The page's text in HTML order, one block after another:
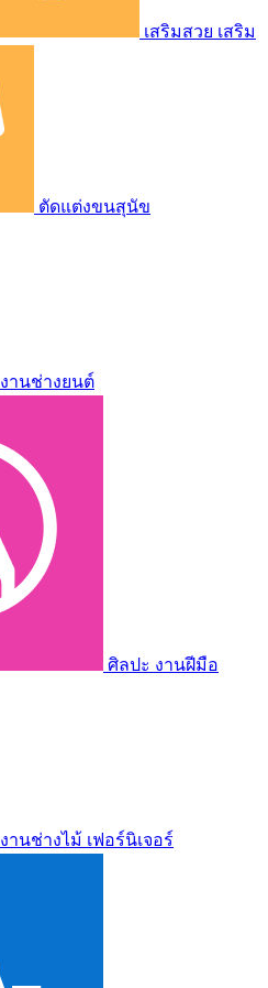
เสริมสวย เสริม
ตัดแต่งขนสุนัข
งานช่างยนต์
ศิลปะ งานฝีมือ
งานช่างไม้ เฟอร์นิเจอร์